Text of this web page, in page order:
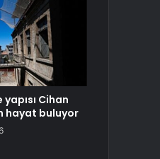
Cihan
hayat buluyor